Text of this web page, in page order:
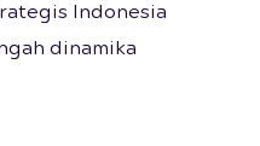
Indonesia
dinamika